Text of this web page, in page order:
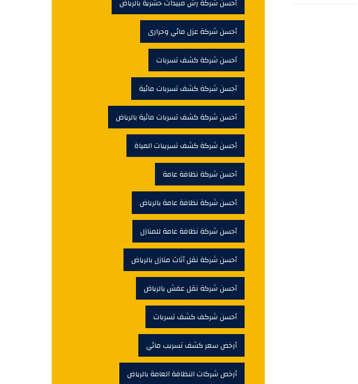
أحسن شركة رش مبيدات حشرية بالرياض
أحسن شركة عزل مائي وحرارى
أحسن شركة كشف تسربات
أحسن شركة كشف تسربات مائية
أحسن شركة كشف تسربات مائية بالرياض
أحسن شركة كشف تسريبات المياة
أحسن شركة نظافة عامة
أحسن شركة نظافة عامة بالرياض
أحسن شركة نظافة عامة للمنازل
أحسن شركة نقل أثاث منازل بالرياض
أحسن شركة نقل عفش بالرياض
أحسن شركف كشف تسربات
أرخص سعر كشف تسريب مائي
أرخص شركات النظافة العامة بالرياض